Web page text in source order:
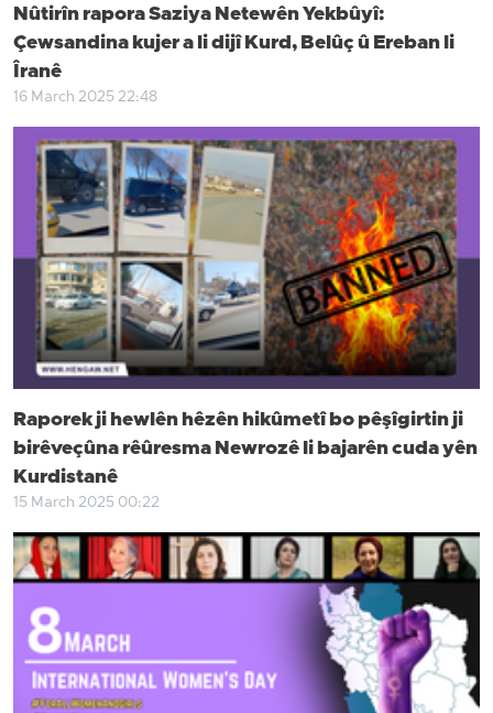
Nûtirîn rapora Saziya Netewên Yekbûyî:
Çewsandina kujer a li dijî Kurd, Belûç û Ereban li
Îranê
16 March 2025 22:48
Raporek ji hewlên hêzên hikûmetî bo pêşîgirtin ji
birêveçûna rêûresma Newrozê li bajarên cuda yên
Kurdistanê
15 March 2025 00:22